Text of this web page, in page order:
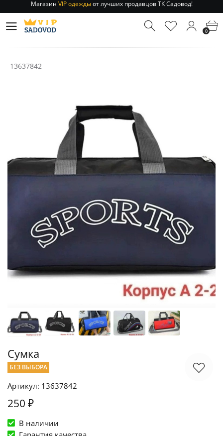
Отправление заказа 1-3 дняпо РФ и МСК!
Магазин
от лучших продавцов ТК Садовод!
Отправление заказа 1-3 дня 0
13637842
Сумка
БЕЗ ВЫБОРА
Артикул: 13637842
250 ₽
В наличии